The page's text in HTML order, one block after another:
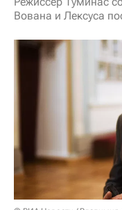
Вована и Лексуса